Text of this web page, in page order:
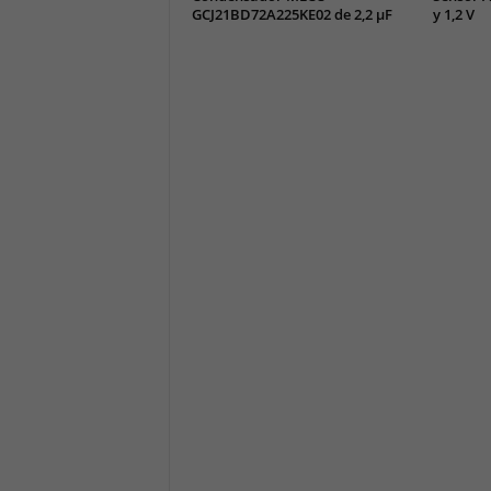
GCJ21BD72A225KE02 de 2,2 µF
y 1,2 V